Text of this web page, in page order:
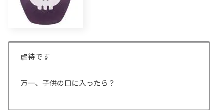
虐待です
万一、子供の口に入ったら？